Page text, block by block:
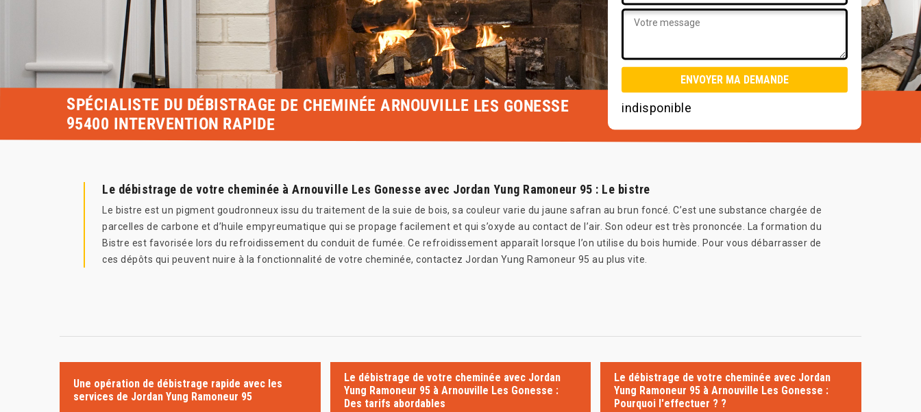
indisponible
SPÉCIALISTE DU DÉBISTRAGE DE CHEMINÉE ARNOUVILLE LES GONESSE
95400 INTERVENTION RAPIDE
Le débistrage de votre cheminée à Arnouville Les Gonesse avec Jordan Yung Ramoneur 95 : Le bistre
Le bistre est un pigment goudronneux issu du traitement de la suie de bois, sa couleur varie du jaune safran au brun foncé. C’est une substance chargée de
parcelles de carbone et d’huile empyreumatique qui se propage facilement et qui s’oxyde au contact de l’air. Son odeur est très prononcée. La formation du
Bistre est favorisée lors du refroidissement du conduit de fumée. Ce refroidissement apparaît lorsque l’on utilise du bois humide. Pour vous débarrasser de
ces dépôts qui peuvent nuire à la fonctionnalité de votre cheminée, contactez Jordan Yung Ramoneur 95 au plus vite.
Une opération de débistrage rapide avec les
services de Jordan Yung Ramoneur 95
Le débistrage de votre cheminée avec Jordan
Yung Ramoneur 95 à Arnouville Les Gonesse :
Des tarifs abordables
Le débistrage de votre cheminée avec Jordan
Yung Ramoneur 95 à Arnouville Les Gonesse :
Pourquoi l'effectuer ? ?